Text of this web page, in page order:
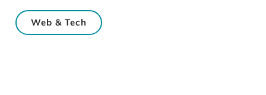
Web & Tech